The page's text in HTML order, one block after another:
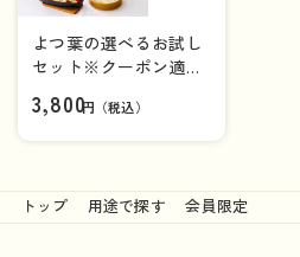
よつ葉の選べるお試し
セット※クーポン適用
3,800円（税込）
トップ 用途で探す 会員限定